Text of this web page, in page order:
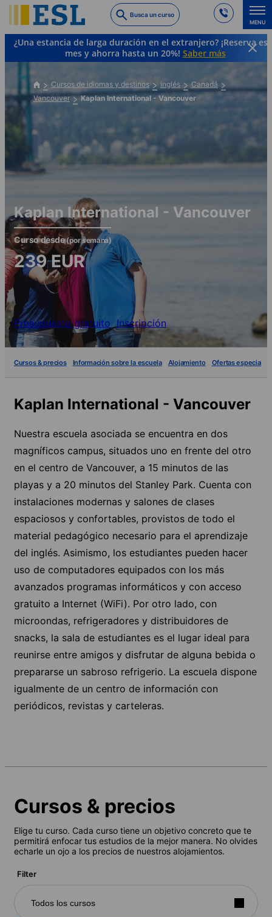
to
main
content
Busca un curso
MENU
¿Una estancia de larga duración en el extranjero? ¡Reserva
mes y ahorra hasta un 20%! Saber más
Cursos de idiomas y destinos Inglés
Canadá
Vancouver
Kaplan International - Vancouver
Kaplan International - Vancouver
Curso desde(por semana)
239EUR
Presupuesto gratuito Inscripción
Cursos & precios Información sobre la escuela Alojamiento Ofertas especiales
Kaplan International - Vancouver
Nuestra escuela asociada se encuentra en dos
magníficos campus, situados uno en frente del otro
en el centro de Vancouver, a 15 minutos de las
playas y a 20 minutos del Stanley Park. Cuenta con
instalaciones modernas y salones de clases
espaciosos y confortables, provistos de todo el
material pedagógico necesario para el aprendizaje
del inglés. Asimismo, los estudiantes pueden hacer
uso de computadores equipados con los más
avanzados programas informáticos y con acceso
gratuito a Internet (WiFi). Por otro lado, con
microondas, refrigeradores y distribuidores de
snacks, la sala de estudiantes es el lugar ideal para
reunirse entre amigos y disfrutar de alguna bebida o
prepararse un sabroso refrigerio. La escuela dispone
igualmente de un centro de información con
periódicos, revistas y carteleras.
Cursos & precios
Elige tu curso. Cada curso tiene un objetivo concreto que te
permitirá enfocar tus estudios de la mejor manera. No olvides
echarle un ojo a los precios de nuestros alojamientos.
Filter
Todos los cursos